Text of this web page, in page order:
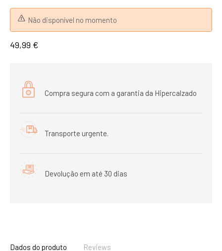
Não disponível no momento
49,99 €
Compra segura com a garantia da Hipercalzado
Transporte urgente.
Devolução em até 30 dias
Dados do produto Reviews